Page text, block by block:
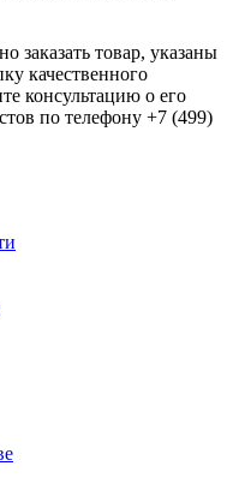
товар, указаны
качественного
консультацию о его
по телефону +7 (499)